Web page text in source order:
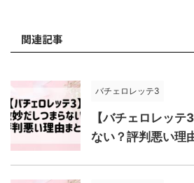
関連記事
バチェロレッテ3
【バチェロレッ
ない？評判悪い理